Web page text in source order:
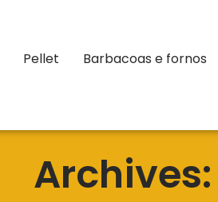
Pellet Barbacoas e fornos